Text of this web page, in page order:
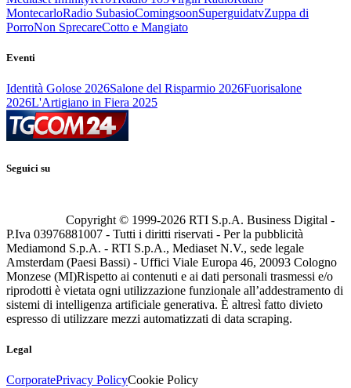
MontecarloRadio SubasioComingsoonSuperguidatvZuppa di
PorroNon SprecareCotto e Mangiato
Eventi
Identità Golose 2026Salone del Risparmio 2026Fuorisalone
2026L'Artigiano in Fiera 2025
Seguici su
Copyright © 1999-2026 RTI S.p.A. Business Digital -
P.Iva 03976881007 - Tutti i diritti riservati - Per la pubblicità
Mediamond S.p.A. - RTI S.p.A., Mediaset N.V., sede legale
Amsterdam (Paesi Bassi) - Uffici Viale Europa 46, 20093 Cologno
Monzese (MI)Rispetto ai contenuti e ai dati personali trasmessi e/o
riprodotti è vietata ogni utilizzazione funzionale all’addestramento di
sistemi di intelligenza artificiale generativa. È altresì fatto divieto
espresso di utilizzare mezzi automatizzati di data scraping.
Legal
CorporatePrivacy PolicyCookie Policy